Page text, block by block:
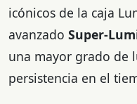
icónicos de la caja
avanzado Super-
una mayor grado de
persistencia en el